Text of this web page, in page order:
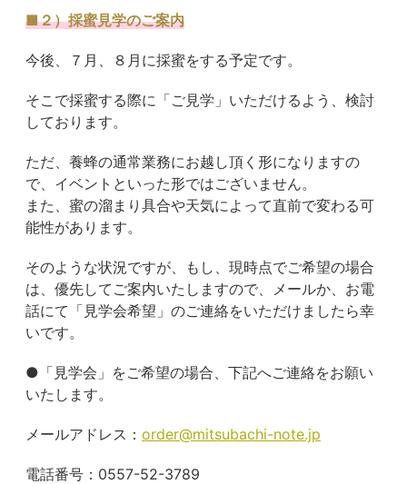
■２）採蜜見学のご案内
今後、７月、８月に採蜜をする予定です。
そこで採蜜する際に「ご見学」いただけるよう、検討
しております。
ただ、養蜂の通常業務にお越し頂く形になりますの
で、イベントといった形ではございません。
また、蜜の溜まり具合や天気によって直前で変わる可
能性があります。
そのような状況ですが、もし、現時点でご希望の場合
は、優先してご案内いたしますので、メールか、お電
話にて「見学会希望」のご連絡をいただけましたら幸
いです。
●「見学会」をご希望の場合、下記へご連絡をお願い
いたします。
メールアドレス： order@mitsubachi-note.jp
電話番号：0557-52-3789